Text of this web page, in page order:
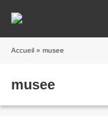
Accueil » musee
musee